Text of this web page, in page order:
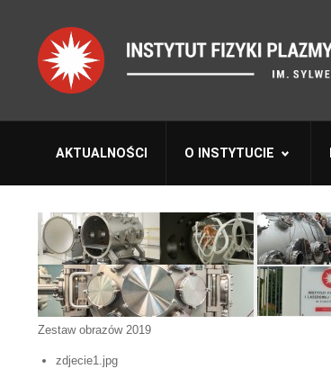
AKTUALNOŚCI O INSTYTUCIE
Zestaw obrazów 2019
zdjecie1.jpg